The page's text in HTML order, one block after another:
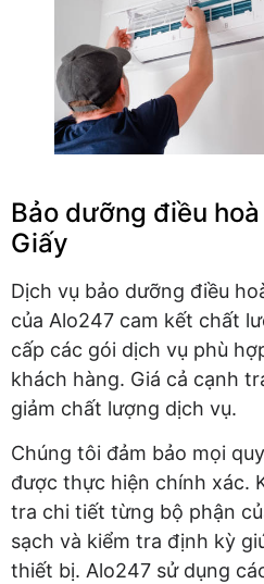
Bảo dưỡng điều
Giấy
Dịch vụ bảo dưỡng điều
của Alo247 cam kết chất
cấp các gói dịch vụ phù
khách hàng. Giá cả cạnh
giảm chất lượng dịch vụ.
Chúng tôi đảm bảo mọi
được thực hiện chính xác.
tra chi tiết từng bộ phận
sạch và kiểm tra định kỳ
thiết bị. Alo247 sử dụng